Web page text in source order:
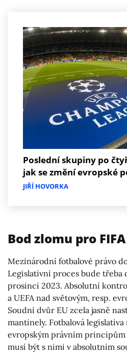
Poslední skupiny po
jak se změní evropské
JIŘÍ HOVORKA
Bod zlomu pro FIFA
Mezinárodní fotbalové právo
Legislativní proces bude třeba
prosinci 2023. Absolutní
a UEFA nad světovým, resp.
Soudní dvůr EU zcela jasně
mantinely. Fotbalová
evropským právním principům
musí být s nimi v absolutním